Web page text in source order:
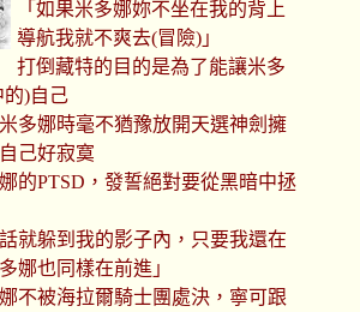
「如果米多娜妳不坐在我的背上
導航我就不爽去(冒險)」
打倒藏特的目的是為了能讓米多
的)自己
多娜時毫不猶豫放開天選神劍擁
己好寂寞
的PTSD，發誓絕對要從黑暗中拯
就躲到我的影子內，只要我還在
娜也同樣在前進」
不被海拉爾騎士團處決，寧可跟